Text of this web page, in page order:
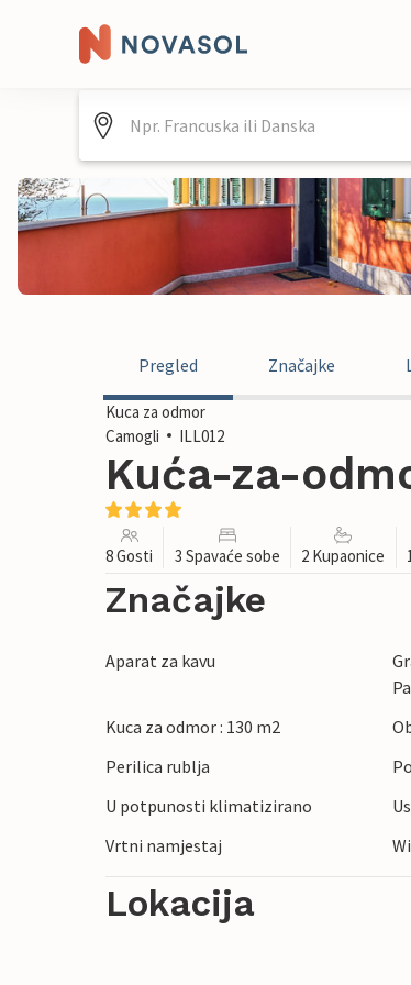
Pregled Značajke
Kuca za odmor
Camogli
ILL012
Kuća-za-
8 Gosti 3 Spavaće sobe 2 Kupaonice
Značajke
Aparat za kavu
Kuca za odmor : 130 m2
Perilica rublja
U potpunosti klimatizirano
Vrtni namjestaj
Lokacija